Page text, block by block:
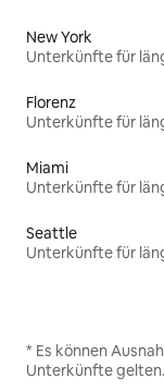
New York
Florenz
Miami
Seattle
* Es können
Unterkünfte gelten.